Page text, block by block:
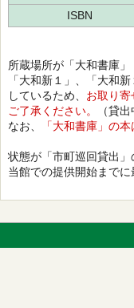
ISBN
所蔵場所が「大和書庫
「大和新１」、「大和
しているため、 お取り寄
ご了承ください。
（貸
なお、
「大和書庫」の
状態が「市町巡回貸出
当館での提供開始まで